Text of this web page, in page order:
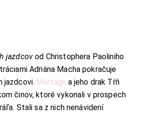
jazdcov od Christophera Paoliniho
Adriána Macha pokračuje
jazdcovi. Murtagh a jeho drak Tŕň
činov, ktoré vykonali v prospech
Stali sa z nich nenávidení